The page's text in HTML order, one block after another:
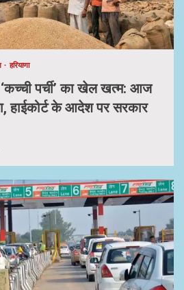
हरियाणा
‘कच्ची पर्ची’ का खेल खत्म: आज
हाईकोर्ट के आदेश पर सरकार